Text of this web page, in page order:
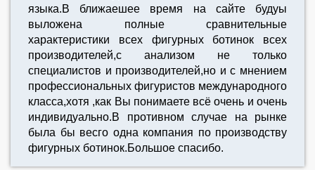
языка.В ближаешее время на сайте будуы
выложена полные сравнительные
характеристики всех фигурных ботинок всех
производителей,с анализом не только
специалистов и производителей,но и с мнением
профессиональных фигуристов международного
класса,хотя ,как Вы понимаете всё очень и очень
индивидуально.В противном случае на рынке
была бы весго одна компания по производству
фигурных ботинок.Большое спасибо.